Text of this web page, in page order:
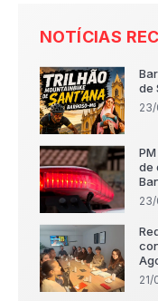
NOTÍCIAS
de
de